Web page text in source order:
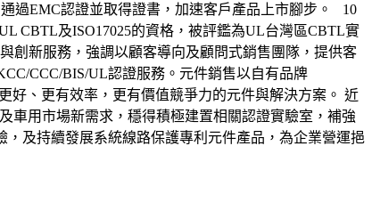
過EMC認證並取得證書，加速客戶產品上市腳步。 10
CBTL及ISO17025的資格，被評鑑為UL台灣區CBTL實
創新服務，強調以顧客導向及顧問式銷售團隊，提供客
CCC/BIS/UL認證服務。元件銷售以自有品牌
好、更有效率，更有價值競爭力的元件與解決方案。 近
車用市場新需求，穩得積極建置相關認證實驗室，補強
及持續發展系統線路保護專利元件產品，為企業營運挹